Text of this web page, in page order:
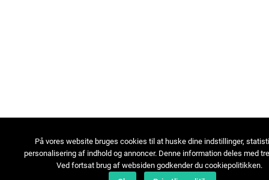
På vores website bruges cookies til at huske dine indstillinger,
personalisering af indhold og annoncer. Denne information deles med
Ved fortsat brug af websiden godkender du cookiepolitikken.